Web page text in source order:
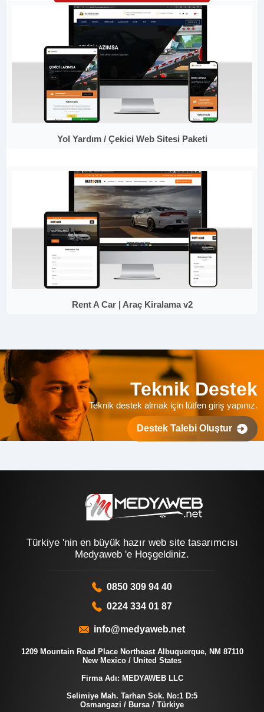
Yol Yardım / Çekici Web Sitesi Paketi
Rent A Car | Araç Kiralama v2
Teknik Destek
Teknik destek almak için lütfen giriş yapınız.
Destek Talebi Oluştur
Türkiye 'nin en büyük hazır web site tasarımcısı
Medyaweb 'e Hoşgeldiniz.
0850 309 94 40
0224 334 01 87
info@medyaweb.net
1209 Mountain Road Place Northeast Albuquerque, NM 87110
New Mexico / United States
Firma Adı: MEDYAWEB LLC
Selimiye Mah. Tarhan Sok. No:1 D:5
Osmangazi / Bursa / Türkiye